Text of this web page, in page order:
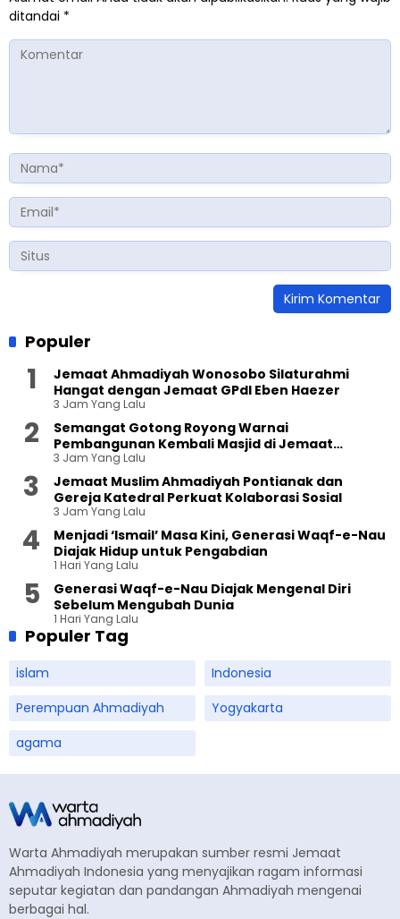
ditandai *
Populer
Jemaat Ahmadiyah Wonosobo Silaturahmi
Hangat dengan Jemaat GPdI Eben Haezer
3 Jam Yang Lalu
Semangat Gotong Royong Warnai
Pembangunan Kembali Masjid di Jemaat
Ahmadiyah Sukapura
3 Jam Yang Lalu
Jemaat Muslim Ahmadiyah Pontianak dan
Gereja Katedral Perkuat Kolaborasi Sosial
3 Jam Yang Lalu
Menjadi ‘Ismail’ Masa Kini, Generasi Waqf-e-Nau
Diajak Hidup untuk Pengabdian
1 Hari Yang Lalu
Generasi Waqf-e-Nau Diajak Mengenal Diri
Sebelum Mengubah Dunia
1 Hari Yang Lalu
Populer Tag
islam
Indonesia
Perempuan Ahmadiyah
Yogyakarta
agama
Warta Ahmadiyah merupakan sumber resmi Jemaat
Ahmadiyah Indonesia yang menyajikan ragam informasi
seputar kegiatan dan pandangan Ahmadiyah mengenai
berbagai hal.